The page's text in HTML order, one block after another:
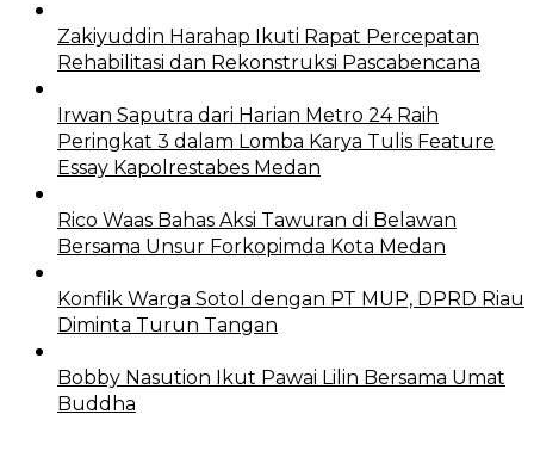
Zakiyuddin Harahap Ikuti Rapat Percepatan
Rehabilitasi dan Rekonstruksi Pascabencana
Irwan Saputra dari Harian Metro 24 Raih
Peringkat 3 dalam Lomba Karya Tulis Feature
Essay Kapolrestabes Medan
Rico Waas Bahas Aksi Tawuran di Belawan
Bersama Unsur Forkopimda Kota Medan
Konflik Warga Sotol dengan PT MUP, DPRD Riau
Diminta Turun Tangan
Bobby Nasution Ikut Pawai Lilin Bersama Umat
Buddha